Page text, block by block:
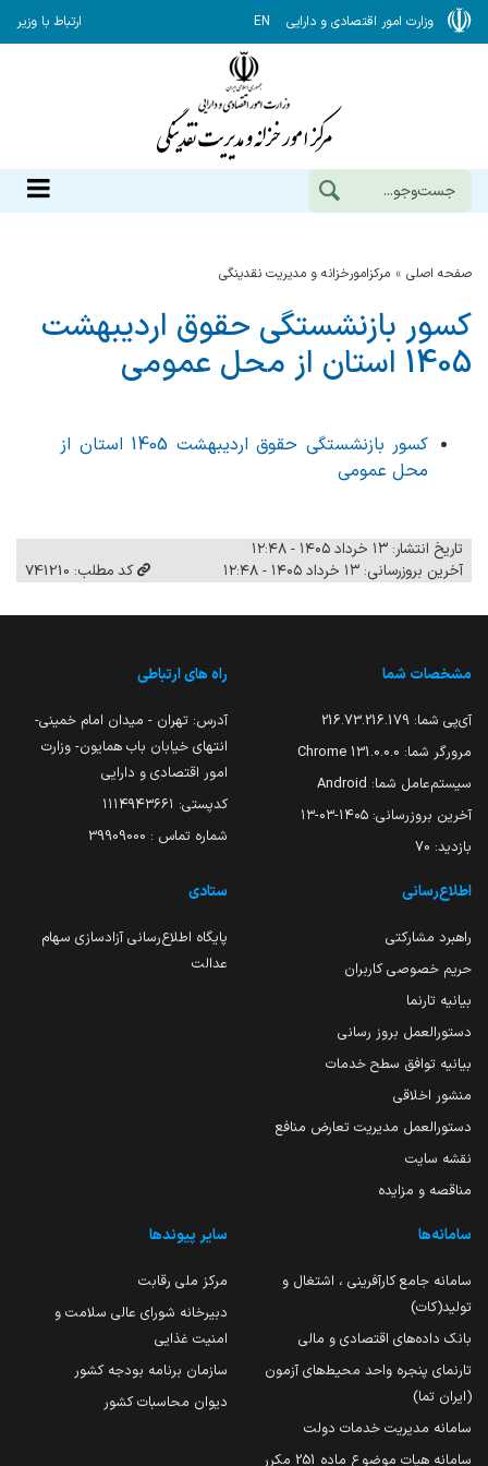
وزارت امور اقتصادی و دارایی EN ارتباط با وزیر
صفحه اصلی مرکزامورخزانه و مدیریت نقدینگی
کسور بازنشستگی حقوق اردیبهشت
1405 استان از محل عمومی
کسور بازنشستگی حقوق اردیبهشت 1405 استان از
محل عمومی
تاریخ انتشار: ۱۳ خرداد ۱۴۰۵ - ۱۲:۴۸
آخرین بروزرسانی: ۱۳ خرداد ۱۴۰۵ - ۱۲:۴۸
کد مطلب: 741210
مشخصات شما
آی‌پی شما: 216.73.216.179
مرورگر شما: 131.0.0.0 Chrome
سیستم‌عامل شما: Android
آخرین بروزرسانی: ۱۴۰۵-۰۳-۱۳
بازدید: 70
راه های ارتباطی
آدرس: تهران - میدان امام خمینی-
انتهای خیابان باب همایون- وزارت
امور اقتصادی و دارایی
کدپستی: ۱۱۱۴۹۴۳۶۶۱
شماره تماس : 39909000
اطلاع‌رسانی
راهبرد مشارکتی
حریم خصوصی کاربران
بیانیه تارنما
دستورالعمل بروز رسانی
بیانیه توافق سطح خدمات
منشور اخلاقی
دستورالعمل مدیریت تعارض منافع
نقشه سایت
مناقصه و مزایده
ستادی
پایگاه اطلاع‌رسانی آزادسازی سهام
عدالت
سامانه‌ها
سامانه جامع کارآفرینی ، اشتغال و
تولید(کات)
بانک داده‌های اقتصادی و مالی
تارنمای پنجره واحد محیط‌های آزمون
(ایران تما)
سامانه مدیریت خدمات دولت
سامانه هیات موضوع ماده 251 مکرر
سایر پیوندها
مرکز ملی رقابت
دبیرخانه شورای عالی سلامت و
امنیت غذایی
سازمان برنامه بودجه کشور
دیوان محاسبات کشور